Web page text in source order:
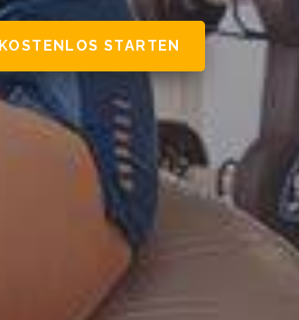
KOSTENLOS STARTEN